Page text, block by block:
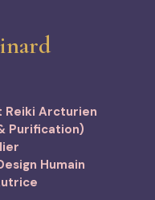
Reiki Arcturien
Purification)
Humain